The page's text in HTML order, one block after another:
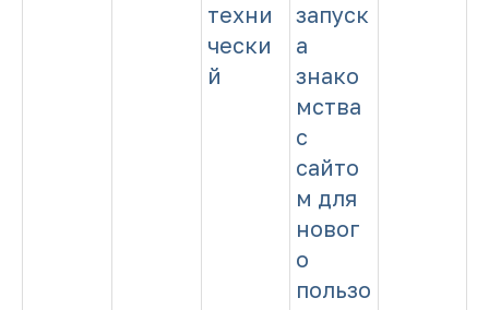
техни
чески
й
запуск
а
знако
мства
с
сайто
м для
новог
о
пользо